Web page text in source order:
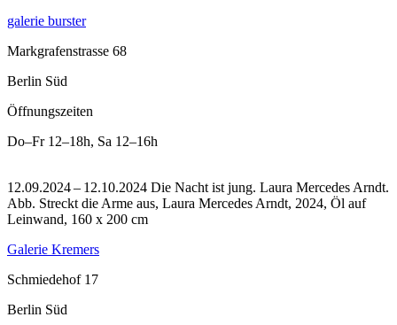
galerie burster
Markgrafenstrasse 68
Berlin Süd
Öffnungszeiten
Do–Fr 12–18h, Sa 12–16h
12.09.2024 – 12.10.2024 Die Nacht ist jung. Laura Mercedes Arndt.
Abb. Streckt die Arme aus, Laura Mercedes Arndt, 2024, Öl auf
Leinwand, 160 x 200 cm
Galerie Kremers
Schmiedehof 17
Berlin Süd